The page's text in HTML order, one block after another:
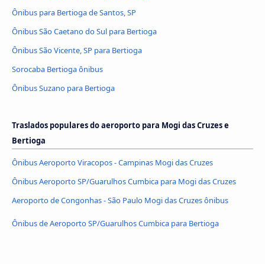
Ônibus para Bertioga de Santos, SP
Ônibus São Caetano do Sul para Bertioga
Ônibus São Vicente, SP para Bertioga
Sorocaba Bertioga ônibus
Ônibus Suzano para Bertioga
Traslados populares do aeroporto para Mogi das Cruzes e
Bertioga
Ônibus Aeroporto Viracopos - Campinas Mogi das Cruzes
Ônibus Aeroporto SP/Guarulhos Cumbica para Mogi das Cruzes
Aeroporto de Congonhas - São Paulo Mogi das Cruzes ônibus
Ônibus de Aeroporto SP/Guarulhos Cumbica para Bertioga